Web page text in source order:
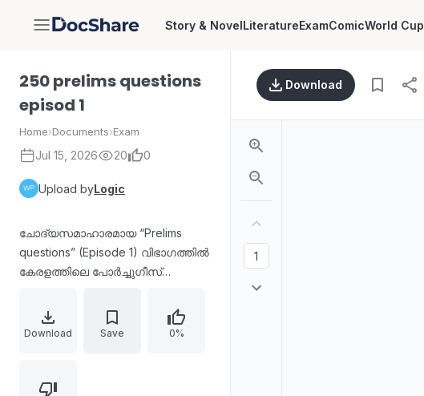
DocShare Story & NovelLiteratureExamComicWorld Cup
250 prelims questions
episod 1
Home›Documents›Exam
Jul 15, 2026 20 0
Upload byLogic
ചോദ്യസമാഹാരമായ “Prelims
questions” (Episode 1) വിഭാഗത്തിൽ
കേരളത്തിലെ പോർച്ചുഗീസ്
പ്രവർത്തനങ്ങൾ, തിരുവിതാംകൂർ
ഭരണവ്യവസ്ഥയും സാമൂഹിക
വിവിധ വ്യക്തികളും സംഭവങ്ങളും
Download Save 0%
Download